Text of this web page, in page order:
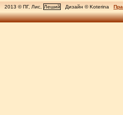
2013 © ПГ, Лис, Леший Дизайн © Koterina